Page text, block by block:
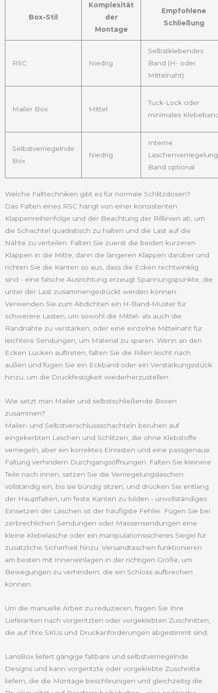
Box-Stil
Komplexität
der
Montage
Empfohlene
Schließung
RSC Niedrig
Selbstklebendes
Band (H- oder
Mittelnaht)
Mailer Box Mittel
Tuck-Lock oder
minimales
Selbstverriegelnde
Box
Niedrig
Interne
Band optional
Welche Falttechniken gibt es für normale Schlitzdosen?
Das Falten eines RSC hängt von einer konsistenten
Klappenreihenfolge und der Beachtung der Rilllinien ab, um
die Schachtel quadratisch zu halten und die Last auf die
Nähte zu verteilen. Falten Sie zuerst die beiden kürzeren
Klappen in die Mitte, dann die längeren Klappen darüber und
richten Sie die Kanten so aus, dass die Ecken rechtwinklig
sind - eine falsche Ausrichtung erzeugt Spannungspunkte, die
unter der Last zusammengedrückt werden können.
Verwenden Sie zum Abdichten ein H-Band-Muster für
schwerere Lasten, um sowohl die Mittel- als auch die
Randnähte zu verstärken, oder eine einzelne Mittelnaht für
leichtere Sendungen, um Material zu sparen. Wenn an den
Ecken Lücken auftreten, falten Sie die Rillen leicht nach
außen und fügen Sie ein Eckband oder ein Verstärkungsstück
hinzu, um die Druckfestigkeit wiederherzustellen.
Wie setzt man Mailer und selbstschließende Boxen
zusammen?
Mailer- und Selbstverschlussschachteln beruhen auf
eingekerbten Laschen und Schlitzen, die ohne Klebstoffe
verriegeln, aber ein korrektes Einrasten und eine passgenaue
Faltung verhindern Durchgangsöffnungen. Falten Sie kleinere
Teile nach innen, setzen Sie die Verriegelungslaschen
vollständig ein, bis sie bündig sitzen, und drücken Sie entlang
der Hauptfalten, um feste Kanten zu bilden - unvollständiges
Einsetzen der Laschen ist der häufigste Fehler. Fügen Sie bei
zerbrechlichen Sendungen oder Massensendungen eine
kleine Klebelasche oder ein manipulationssicheres Siegel für
zusätzliche Sicherheit hinzu. Versandtaschen funktionieren
am besten mit Inneneinlagen in der richtigen Größe, um
Bewegungen zu verhindern, die ein Schloss aufbrechen
können.
Um die manuelle Arbeit zu reduzieren, fragen Sie Ihre
Lieferanten nach vorgeritzten oder vorgeklebten Zuschnitten,
die auf Ihre SKUs und Druckanforderungen abgestimmt sind.
LansBox liefert gängige faltbare und selbstverriegelnde
Designs und kann vorgeritzte oder vorgeklebte Zuschnitte
liefern, die die Montage beschleunigen und gleichzeitig die